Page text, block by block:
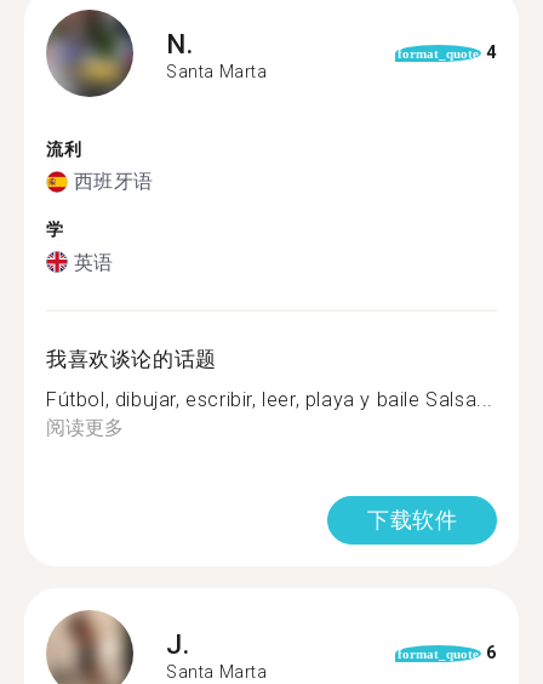
N.
Santa Marta
format_quote 4
流利
西班牙语
学
英语
我喜欢谈论的话题
Fútbol, dibujar, escribir, leer, playa y baile Salsa...
阅读更多
下载软件
J.
Santa Marta
format_quote 6